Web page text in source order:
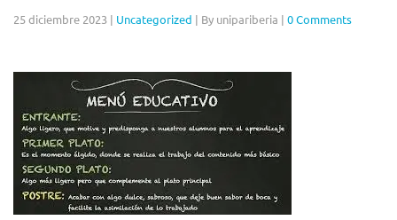
25 diciembre 2023 | Uncategorized | By unipariberia | 0 Comments